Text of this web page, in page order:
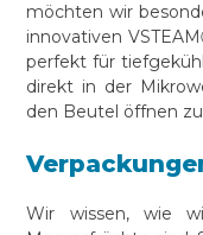
möchten wir
innovativen
perfekt für
direkt in der
den Beutel öffnen
Wir wissen, wie